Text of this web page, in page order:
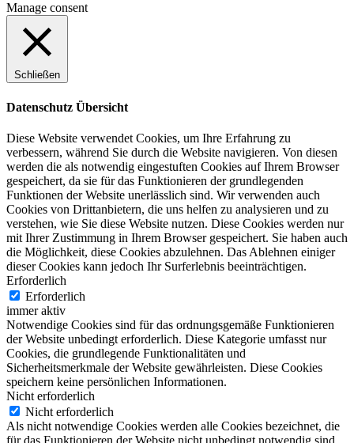
Manage consent
Schließen
Datenschutz Übersicht
Diese Website verwendet Cookies, um Ihre Erfahrung zu
verbessern, während Sie durch die Website navigieren. Von diesen
werden die als notwendig eingestuften Cookies auf Ihrem Browser
gespeichert, da sie für das Funktionieren der grundlegenden
Funktionen der Website unerlässlich sind. Wir verwenden auch
Cookies von Drittanbietern, die uns helfen zu analysieren und zu
verstehen, wie Sie diese Website nutzen. Diese Cookies werden nur
mit Ihrer Zustimmung in Ihrem Browser gespeichert. Sie haben auch
die Möglichkeit, diese Cookies abzulehnen. Das Ablehnen einiger
dieser Cookies kann jedoch Ihr Surferlebnis beeinträchtigen.
Erforderlich
Erforderlich
immer aktiv
Notwendige Cookies sind für das ordnungsgemäße Funktionieren
der Website unbedingt erforderlich. Diese Kategorie umfasst nur
Cookies, die grundlegende Funktionalitäten und
Sicherheitsmerkmale der Website gewährleisten. Diese Cookies
speichern keine persönlichen Informationen.
Nicht erforderlich
Nicht erforderlich
Als nicht notwendige Cookies werden alle Cookies bezeichnet, die
für das Funktionieren der Website nicht unbedingt notwendig sind